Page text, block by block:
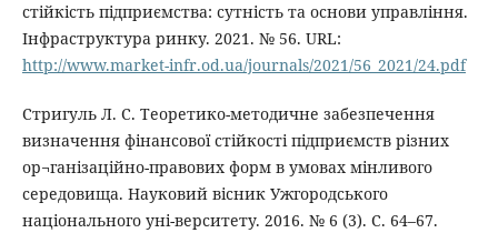
стійкість підприємства: сутність та основи управління.
Інфраструктура ринку. 2021. № 56. URL:
http://www.market-infr.od.ua/journals/2021/56_2021/24.pdf
Стригуль Л. С. Теоретико-методичне забезпечення
визначення фінансової стійкості підприємств різних
ор¬ганізаційно-правових форм в умовах мінливого
середовища. Науковий вісник Ужгородського
національного уні-верситету. 2016. № 6 (3). С. 64–67.